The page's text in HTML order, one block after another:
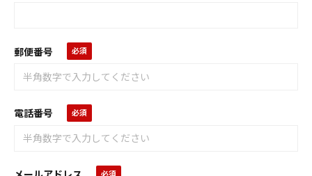
郵便番号
電話番号